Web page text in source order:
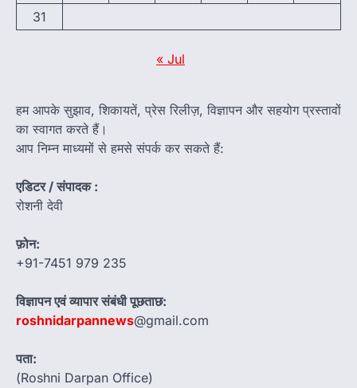
31
« Jul
हम आपके सुझाव, शिकायतें, प्रेस रिलीज़, विज्ञापन और सहयोग प्रस्तावों
का स्वागत करते हैं।
आप निम्न माध्यमों से हमसे संपर्क कर सकते हैं:
एडिटर / संपादक :
रोशनी देवी
फ़ोन:
+91-7451 979 235
विज्ञापन एवं व्यापार संबंधी पूछताछ:
roshnidarpannews@gmail.com
पता:
(Roshni Darpan Office)